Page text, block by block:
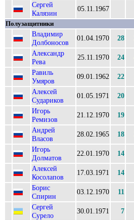
Сергей
Калязин
05.11.1967
Полузащитники
Владимир
Долбоносов
01.04.1970 28
Александр
Рева
25.11.1970 24
Равиль
Умяров
09.01.1962 22
Алексей
Судариков
01.05.1971 20
Игорь
Ремизов
21.12.1970 19
Андрей
Власов
28.02.1965 18
Игорь
Долматов
22.01.1970 14
Алексей
Косолапов
17.03.1971 14
Борис
Спирин
03.12.1970 11
Сергей
Сурело
30.01.1971 7